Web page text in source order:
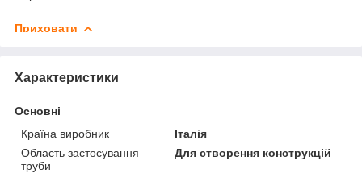
Приховати
Характеристики
Основні
Країна виробник
Італія
Область застосування
труби
Для створення конструкцій